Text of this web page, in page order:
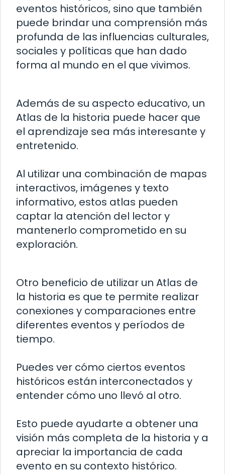
eventos históricos, sino que también
puede brindar una comprensión más
profunda de las influencias culturales,
sociales y políticas que han dado
forma al mundo en el que vivimos.
Además de su aspecto educativo, un
Atlas de la historia puede hacer que
el aprendizaje sea más interesante y
entretenido.
Al utilizar una combinación de mapas
interactivos, imágenes y texto
informativo, estos atlas pueden
captar la atención del lector y
mantenerlo comprometido en su
exploración.
Otro beneficio de utilizar un Atlas de
la historia es que te permite realizar
conexiones y comparaciones entre
diferentes eventos y períodos de
tiempo.
Puedes ver cómo ciertos eventos
históricos están interconectados y
entender cómo uno llevó al otro.
Esto puede ayudarte a obtener una
visión más completa de la historia y a
apreciar la importancia de cada
evento en su contexto histórico.